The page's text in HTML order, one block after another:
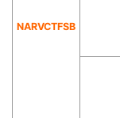
NARVCTFSB